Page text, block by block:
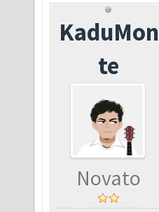
KaduMon
te
Novato